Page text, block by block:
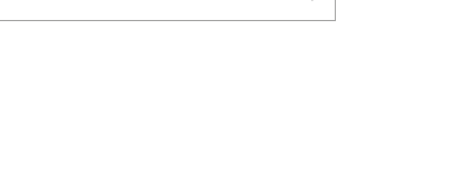
い合わせる